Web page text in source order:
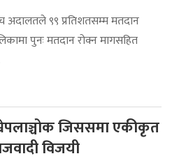
अदालतले ९९ प्रतिशतसम्म मतदान
पुनः मतदान रोक्न मागसहित
जिससमा एकीकृत
विजयी